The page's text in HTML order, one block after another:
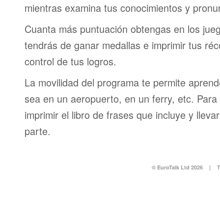
mientras examina tus conocimientos y
Cuanta más puntuación obtengas en los
tendrás de ganar medallas e imprimir tus
control de tus logros.
La movilidad del programa te permite
sea en un aeropuerto, en un ferry, etc.
imprimir el libro de frases que incluye y
parte.
© EuroTalk Ltd 2026 |